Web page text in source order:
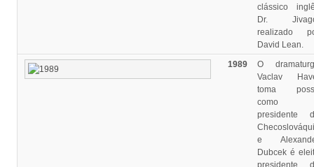
clássico
Dr.
realizado
David Lean.
1989
O
Vaclav
toma
como
presidente
e
Dubcek é
presidente